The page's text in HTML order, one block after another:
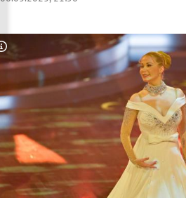
Untermenü
Untermenü
Untermenü
Untermenü
Untermenü
Copyright-Hinweis öffnen/schließen